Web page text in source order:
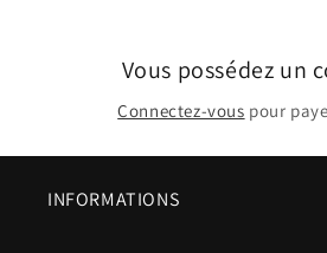
Vous possédez un
Connectez-vous pour
INFORMATIONS